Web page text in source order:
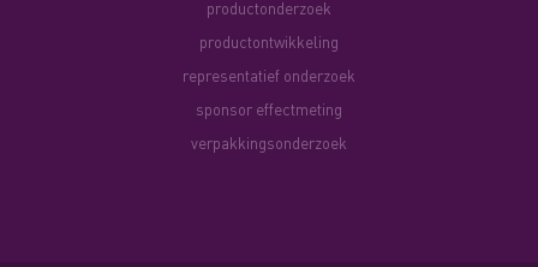
productonderzoek
productontwikkeling
representatief onderzoek
sponsor effectmeting
verpakkingsonderzoek